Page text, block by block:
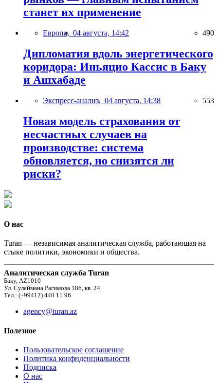
станет их применение
Европа, 04 августа, 14:42 490
Дипломатия вдоль энергетического
коридора: Иньяцио Кассис в Баку
и Ашхабаде
Экспресс-анализ, 04 августа, 14:38 553
Новая модель страхования от
несчастных случаев на
производстве: система
обновляется, но снизятся ли
риски?
О нас
Turan — независимая аналитическая служба, работающая на
стыке политики, экономики и общества.
Аналитическая служба Turan
Баку, AZ1010
Ул. Сулеймана Рагимова 186, кв. 24
Тел.: (+99412) 440 11 96
agency@turan.az
Полезное
Пользовательское соглашение
Политика конфиденциальности
Подписка
О нас